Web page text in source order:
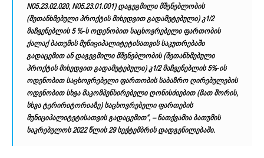
N05.23.02.020, N05.23.01.001) დაგეგმილი მშენებლობის
(შეთანხმებული პროქტის მიხედვით გადა­მე­ტებული) კ​1/​2
მაჩვენებლის 5 %-ს ოდენობით საცხოვრებელი ფართობის
ქალაქ ბათუმის მუნიციპალიტეტისათვის საკუთრებაში
გადაცემით ან დაგეგმილი მშენებლობის (შეთანხმებული
პროქტის მიხედვით გადამეტებული) კ​1/​2 მაჩვენებლის 5%-ის
ოდენობით საცხოვრებელი ფართობის საბაზრო ღირებულების
ოდენობით სხვა მაკომპენსირებელი ღონისძიებით (მათ შორის,
სხვა ტერირიტორიაზე) საცხოვრებელი ფართების
მუნიციპალიტეტისათვის გადაცემით“, – ნათქვამია ბათუმის
საკრებულოს 2022 წლის 29 სექტემბრისდადგენილებაში.